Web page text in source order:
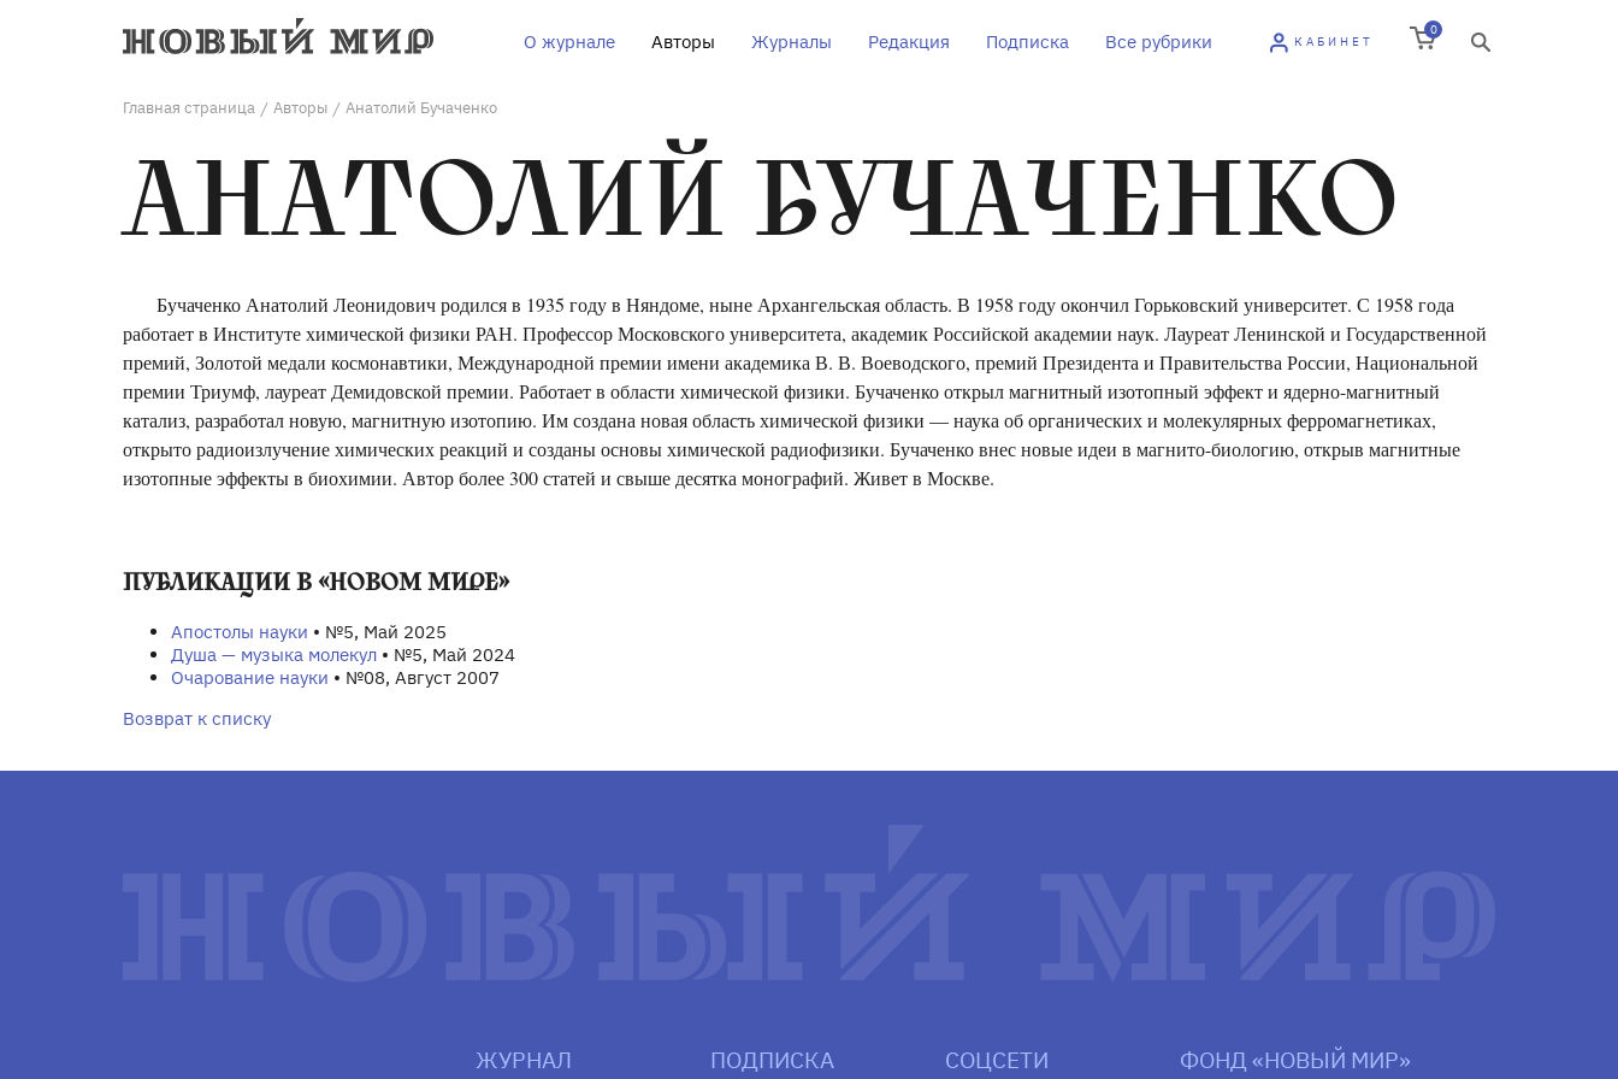
О журнале Авторы Журналы Редакция Подписка Все рубрики КАБИНЕТ
0
Главная страница / Авторы / Анатолий Бучаченко
АНАТОЛИЙ БУЧАЧЕНКО
Бучаченко Анатолий Леонидович родился в 1935 году в Няндоме, ныне Архангельская область. В 1958 году окончил Горьковский университет. С 1958 года
работает в Институте химической физики РАН. Профессор Московского университета, академик Российской академии наук. Лауреат Ленинской и Государственной
премий, Золотой медали космонавтики, Международной премии имени академика В. В. Воеводского, премий Президента и Правительства России, Национальной
премии Триумф, лауреат Демидовской премии. Работает в области химической физики. Бучаченко открыл магнитный изотопный эффект и ядерно-магнитный
катализ, разработал новую, магнитную изотопию. Им создана новая область химической физики — наука об органических и молекулярных ферромагнетиках,
открыто радиоизлучение химических реакций и созданы основы химической радиофизики. Бучаченко внес новые идеи в магнито-биологию, открыв магнитные
изотопные эффекты в биохимии. Автор более 300 статей и свыше десятка монографий. Живет в Москве.
ПУБЛИКАЦИИ В «НОВОМ МИРЕ»
Апостолы науки • №5, Май 2025
Душа — музыка молекул • №5, Май 2024
Очарование науки • №08, Август 2007
Возврат к списку
ЖУРНАЛ ПОДПИСКА СОЦСЕТИ ФОНД «НОВЫЙ МИР»